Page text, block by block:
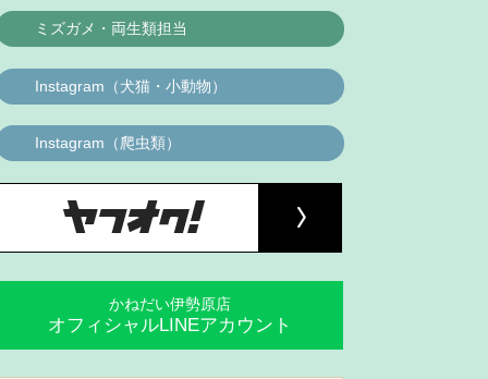
ミズガメ・両生類担当
Instagram（犬猫・小動物）
Instagram（爬虫類）
かねだい伊勢原店
オフィシャルLINEアカウント